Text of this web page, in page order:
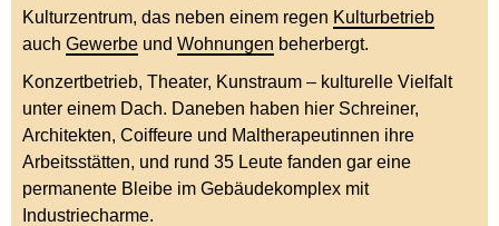
Kulturzentrum, das neben einem regen Kulturbetrieb
auch Gewerbe und Wohnungen beherbergt.
Konzertbetrieb, Theater, Kunstraum – kulturelle Vielfalt
unter einem Dach. Daneben haben hier Schreiner,
Architekten, Coiffeure und Maltherapeutinnen ihre
Arbeitsstätten, und rund 35 Leute fanden gar eine
permanente Bleibe im Gebäudekomplex mit
Industriecharme.